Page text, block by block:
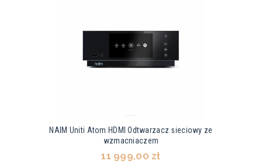
NAIM Uniti Atom HDMI Odtwarzacz sieciowy ze
wzmacniaczem
11 999,00 zł